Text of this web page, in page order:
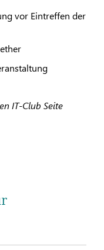
vor Eintreffen der
IT-Club Seite